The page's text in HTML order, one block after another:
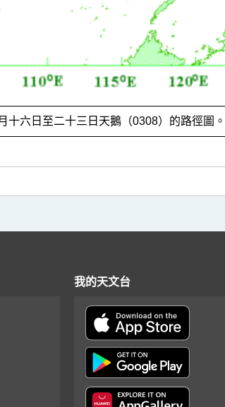
十六日至二十三日天鵝（0308）的路徑圖。
我的天文台